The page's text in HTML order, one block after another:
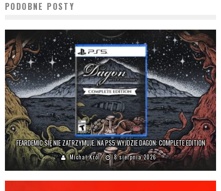
PODOBNE POSTY
FEARDEMIC SIĘ NIE ZATRZYMUJE. NA PS5 WYJDZIE DAGON: COMPLETE EDITION
Michał Król 8 sierpnia 2026